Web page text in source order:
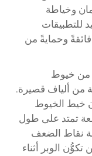
وخياطة
للتطبيقات
وحمايةً من
من خيوط
من ألياف قصيرة.
خيط الخيوط
تمتد على طول
نقاط الضعف
الوبر أثناء